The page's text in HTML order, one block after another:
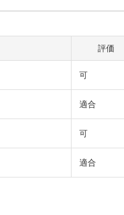
評価
可
適合
可
適合